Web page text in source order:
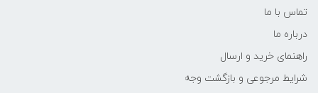
تماس با ما
درباره ما
راهنمای خرید و ارسال
شرایط مرجوعی و بازگشت وجه